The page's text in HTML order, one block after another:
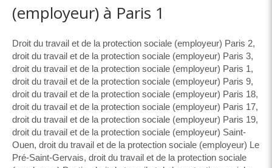
(employeur) à Paris 1
Droit du travail et de la protection sociale (employeur) Paris 2,
droit du travail et de la protection sociale (employeur) Paris 3,
droit du travail et de la protection sociale (employeur) Paris 1,
droit du travail et de la protection sociale (employeur) Paris 9,
droit du travail et de la protection sociale (employeur) Paris 18,
droit du travail et de la protection sociale (employeur) Paris 17,
droit du travail et de la protection sociale (employeur) Paris 19,
droit du travail et de la protection sociale (employeur) Saint-
Ouen, droit du travail et de la protection sociale (employeur) Le
Pré-Saint-Gervais, droit du travail et de la protection sociale